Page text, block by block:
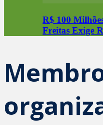
R$ 100
Freitas Exige